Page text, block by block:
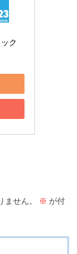
ク
せん。 ※ が付